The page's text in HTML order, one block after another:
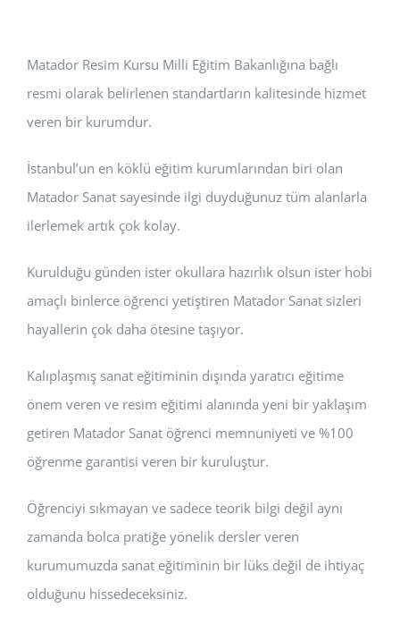
Matador Resim Kursu Milli Eğitim Bakanlığına bağlı
resmi olarak belirlenen standartların kalitesinde hizmet
veren bir kurumdur.
İstanbul’un en köklü eğitim kurumlarından biri olan
Matador Sanat sayesinde ilgi duyduğunuz tüm alanlarla
ilerlemek artık çok kolay.
Kurulduğu günden ister okullara hazırlık olsun ister hobi
amaçlı binlerce öğrenci yetiştiren Matador Sanat sizleri
hayallerin çok daha ötesine taşıyor.
Kalıplaşmış sanat eğitiminin dışında yaratıcı eğitime
önem veren ve resim eğitimi alanında yeni bir yaklaşım
getiren Matador Sanat öğrenci memnuniyeti ve %100
öğrenme garantisi veren bir kuruluştur.
Öğrenciyi sıkmayan ve sadece teorik bilgi değil aynı
zamanda bolca pratiğe yönelik dersler veren
kurumumuzda sanat eğitiminin bir lüks değil de ihtiyaç
olduğunu hissedeceksiniz.